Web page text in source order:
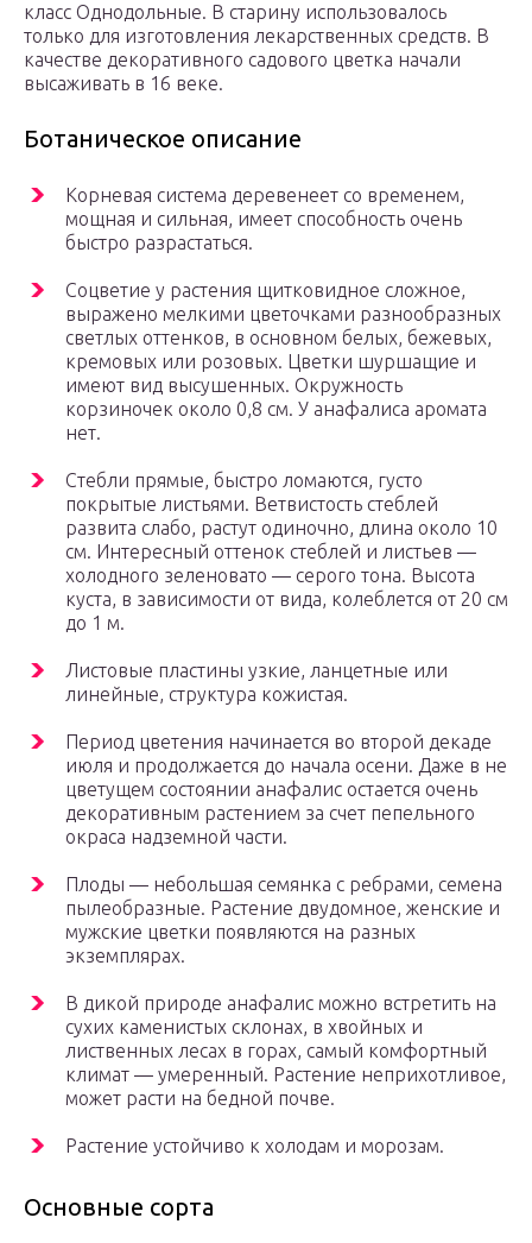
класс Однодольные. В старину использовалось
только для изготовления лекарственных средств. В
качестве декоративного садового цветка начали
высаживать в 16 веке.
Ботаническое описание
Корневая система деревенеет со временем,
мощная и сильная, имеет способность очень
быстро разрастаться.
Соцветие у растения щитковидное сложное,
выражено мелкими цветочками разнообразных
светлых оттенков, в основном белых, бежевых,
кремовых или розовых. Цветки шуршащие и
имеют вид высушенных. Окружность
корзиночек около 0,8 см. У анафалиса аромата
нет.
Стебли прямые, быстро ломаются, густо
покрытые листьями. Ветвистость стеблей
развита слабо, растут одиночно, длина около 10
см. Интересный оттенок стеблей и листьев —
холодного зеленовато — серого тона. Высота
куста, в зависимости от вида, колеблется от 20 см
до 1 м.
Листовые пластины узкие, ланцетные или
линейные, структура кожистая.
Период цветения начинается во второй декаде
июля и продолжается до начала осени. Даже в не
цветущем состоянии анафалис остается очень
декоративным растением за счет пепельного
окраса надземной части.
Плоды — небольшая семянка с ребрами, семена
пылеобразные. Растение двудомное, женские и
мужские цветки появляются на разных
экземплярах.
В дикой природе анафалис можно встретить на
сухих каменистых склонах, в хвойных и
лиственных лесах в горах, самый комфортный
климат — умеренный. Растение неприхотливое,
может расти на бедной почве.
Растение устойчиво к холодам и морозам.
Основные сорта